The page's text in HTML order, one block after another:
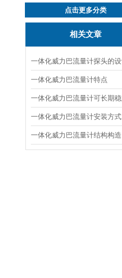
点击更多分类
相关文章
一体化威力巴流量计特点
一体化威力巴流量计安装方式
一体化威力巴流量计结构构造